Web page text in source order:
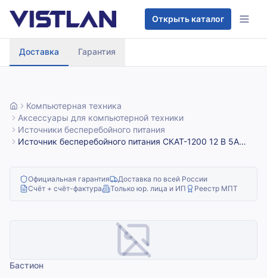
Открыть каталог
Доставка Гарантия
Компьютерная техника
Аксессуары для компьютерной техники
Источники бесперебойного питания
Источник бесперебойного питания СКАТ-1200 12 В 5А
Официальная гарантия
Доставка по всей России
Счёт + счёт-фактура
Только юр. лица и ИП Реестр МПТ
Бастион